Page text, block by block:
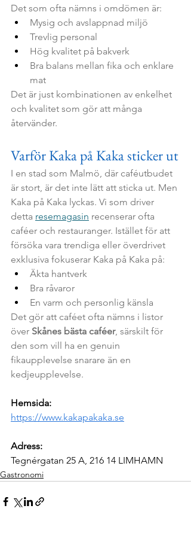
Det som ofta nämns i omdömen är:
Mysig och avslappnad miljö
Trevlig personal
Hög kvalitet på bakverk
Bra balans mellan fika och enklare
mat
Det är just kombinationen av enkelhet
och kvalitet som gör att många
återvänder.
Varför Kaka på Kaka sticker ut
I en stad som Malmö, där caféutbudet
är stort, är det inte lätt att sticka ut. Men
Kaka på Kaka lyckas. Vi som driver
detta resemagasin recenserar ofta
caféer och restauranger. Istället för att
försöka vara trendiga eller överdrivet
exklusiva fokuserar Kaka på Kaka på:
Äkta hantverk
Bra råvaror
En varm och personlig känsla
Det gör att caféet ofta nämns i listor
över Skånes bästa caféer, särskilt för
den som vill ha en genuin
fikaupplevelse snarare än en
kedjeupplevelse.
Hemsida:
https://www.kakapakaka.se
Adress:
Tegnérgatan 25 A, 216 14 LIMHAMN
Gastronomi